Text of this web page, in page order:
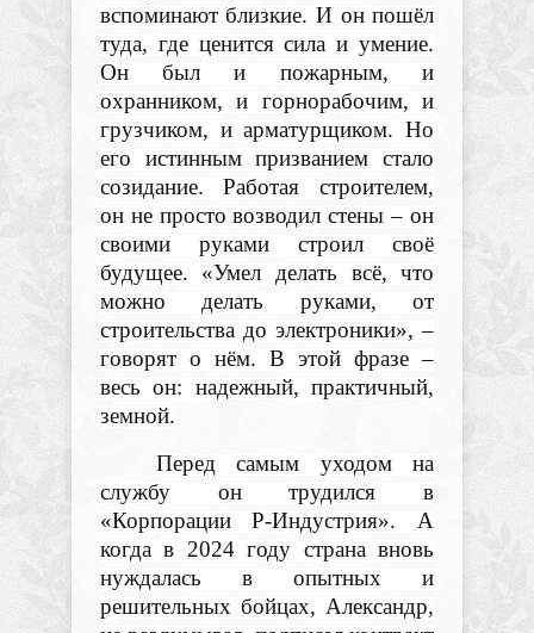
вспоминают близкие. И он пошёл
туда, где ценится сила и умение.
Он был и пожарным, и
охранником, и горнорабочим, и
грузчиком, и арматурщиком. Но
его истинным призванием стало
созидание. Работая строителем,
он не просто возводил стены – он
своими руками строил своё
будущее. «Умел делать всё, что
можно делать руками, от
строительства до электроники», –
говорят о нём. В этой фразе –
весь он: надежный, практичный,
земной.
Перед самым уходом на
службу он трудился в
«Корпорации Р-Индустрия». А
когда в 2024 году страна вновь
нуждалась в опытных и
решительных бойцах, Александр,